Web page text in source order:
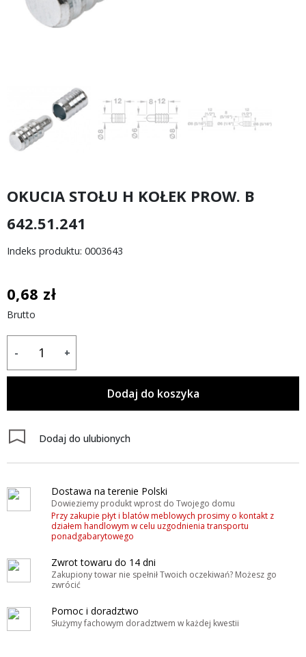
OKUCIA STOŁU H KOŁEK PROW. B
642.51.241
Indeks produktu: 0003643
0,68 zł
Brutto
- +
Dodaj do koszyka
Dodaj do ulubionych
Dostawa na terenie Polski
Dowieziemy produkt wprost do Twojego domu
Przy zakupie płyt i blatów meblowych prosimy o kontakt z
działem handlowym w celu uzgodnienia transportu
ponadgabarytowego
Zwrot towaru do 14 dni
Zakupiony towar nie spełnił Twoich oczekiwań? Możesz go
zwrócić
Pomoc i doradztwo
Służymy fachowym doradztwem w każdej kwestii